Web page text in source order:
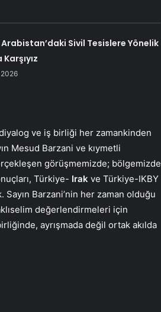
Arabistan’daki Sivil Tesislere Yönelik
diyalog ve iş birliği her zamankinden
Mesud Barzani ve kıymetli
görüşmemizde; bölgemizde
Türkiye- Irak ve Türkiye-IKBY
Barzani’nin her zaman olduğu
değerlendirmeleri için
ayrışmada değil ortak akılda